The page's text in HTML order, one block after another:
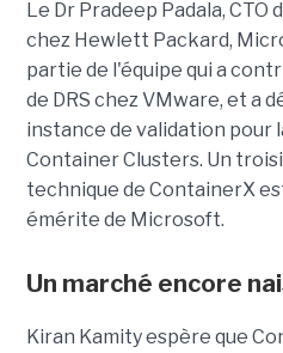
Le Dr Pradeep Padala,
chez Hewlett Packard,
partie de l'équipe qui a
de DRS chez VMware, et a
instance de validation pour
Container Clusters. Un
technique de ContainerX
émérite de Microsoft.
Un marché encore
Kiran Kamity espère que